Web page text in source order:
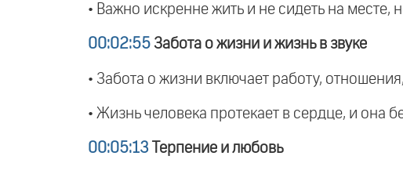
• Важно искренне жить и не сидеть на месте,
00:02:55 Забота о жизни и жизнь в звуке
• Забота о жизни включает работу,
• Жизнь человека протекает в сердце, и она
00:05:13 Терпение и любовь